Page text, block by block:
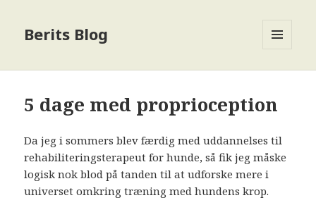
Berits Blog
5 dage med proprioception
Da jeg i sommers blev færdig med uddannelses til
rehabiliteringsterapeut for hunde, så fik jeg måske
logisk nok blod på tanden til at udforske mere i
universet omkring træning med hundens krop.